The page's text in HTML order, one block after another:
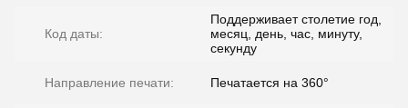
Код даты:
Поддерживает столетие год,
месяц, день, час, минуту,
секунду
Направление печати: Печатается на 360°